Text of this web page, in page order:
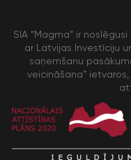
SIA “Magma” ir
ar Latvijas Investīciju
saņemšanu
veicināšana”